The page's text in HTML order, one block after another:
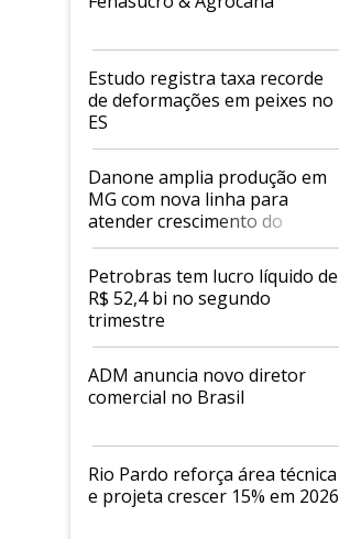
Estudo registra taxa recorde
de deformações em peixes no
ES
Danone amplia produção em
MG com nova linha para
atender crescimento do
mercado de alimentos
proteicos
Petrobras tem lucro líquido de
R$ 52,4 bi no segundo
trimestre
ADM anuncia novo diretor
comercial no Brasil
Rio Pardo reforça área técnica
e projeta crescer 15% em 2026